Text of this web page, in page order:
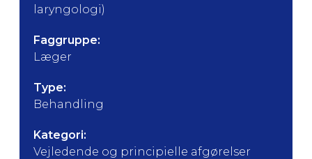
laryngologi)
Faggruppe:
Læger
Type:
Behandling
Kategori:
Vejledende og principielle afgørelser